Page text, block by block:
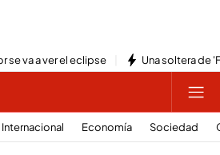
se va a ver el eclipse Una soltera de
Internacional Economía Sociedad